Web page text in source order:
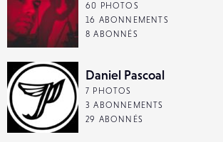
60 PHOTOS
16 ABONNEMENTS
8 ABONNÉS
Daniel Pascoal
7 PHOTOS
3 ABONNEMENTS
29 ABONNÉS